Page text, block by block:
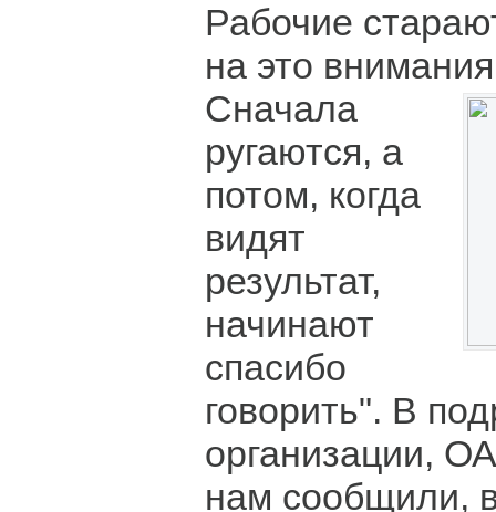
Рабочие
на это
Сначала
ругаются, а
потом, когда
видят
результат,
начинают
спасибо
говорить". В
организации,
нам сообщили,